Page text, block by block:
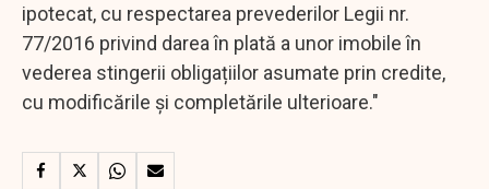
ipotecat, cu respectarea prevederilor Legii nr.
77/2016 privind darea în plată a unor imobile în
vederea stingerii obligațiilor asumate prin credite,
cu modificările și completările ulterioare."